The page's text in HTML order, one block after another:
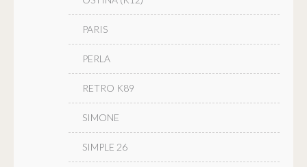
PARIS
PERLA
RETRO K89
SIMONE
SIMPLE 26